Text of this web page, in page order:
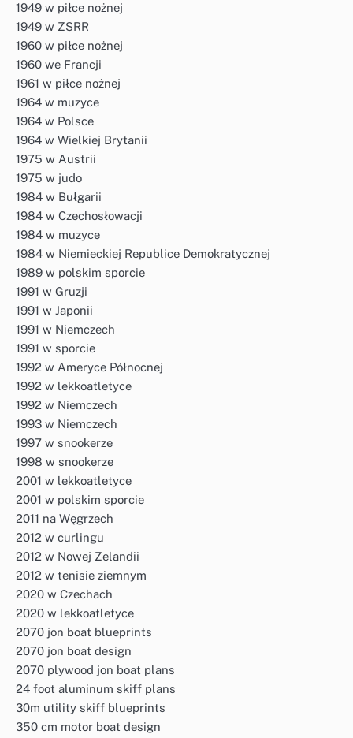
1949 w piłce nożnej
1949 w ZSRR
1960 w piłce nożnej
1960 we Francji
1961 w piłce nożnej
1964 w muzyce
1964 w Polsce
1964 w Wielkiej Brytanii
1975 w Austrii
1975 w judo
1984 w Bułgarii
1984 w Czechosłowacji
1984 w muzyce
1984 w Niemieckiej Republice Demokratycznej
1989 w polskim sporcie
1991 w Gruzji
1991 w Japonii
1991 w Niemczech
1991 w sporcie
1992 w Ameryce Północnej
1992 w lekkoatletyce
1992 w Niemczech
1993 w Niemczech
1997 w snookerze
1998 w snookerze
2001 w lekkoatletyce
2001 w polskim sporcie
2011 na Węgrzech
2012 w curlingu
2012 w Nowej Zelandii
2012 w tenisie ziemnym
2020 w Czechach
2020 w lekkoatletyce
2070 jon boat blueprints
2070 jon boat design
2070 plywood jon boat plans
24 foot aluminum skiff plans
30m utility skiff blueprints
350 cm motor boat design